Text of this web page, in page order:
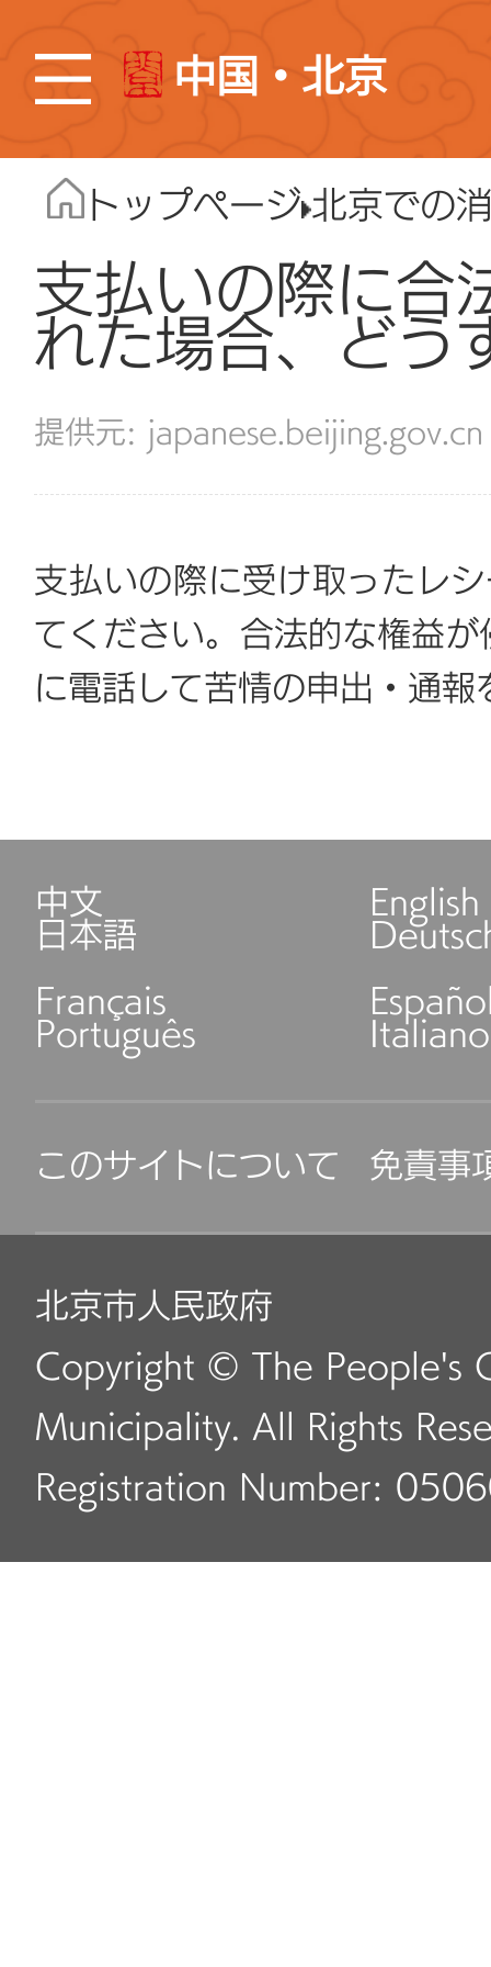
中国・北京
トップページ 北京での
支払いの際に合
れた場合、どう
japanese.beijing.gov.cn
支払いの際に受け取ったレ
てください。合法的な権益
に電話して苦情の申出・通
中文 English
日本語
Français
Português Italiano
このサイトについて 免責事
北京市人民政府
Copyright © The People's
Municipality. All Rights
Registration Number: